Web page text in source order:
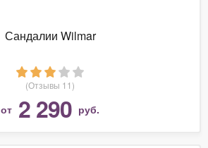
Сандалии Wilmar
(Отзывы 11)
от 2 290 руб.